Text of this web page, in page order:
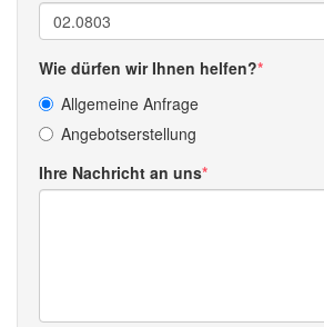
Wie dürfen wir Ihnen helfen?
Allgemeine Anfrage
Angebotserstellung
Ihre Nachricht an uns